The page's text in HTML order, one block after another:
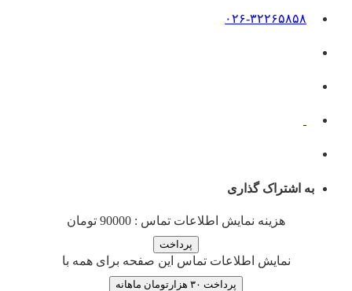
۰۲۶-۳۲۲۶۵۸۵۸
به اشتراک گذاری
هزینه نمایش اطلاعات تماس : 90000 تومان
نمایش اطلاعات تماس این صفحه برای همه با
پرداخت ۳۰ هزارتومان ماهانه